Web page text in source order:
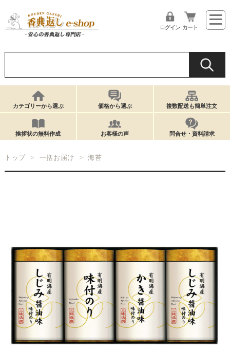
ログイン カート
カテゴリーから選ぶ 価格から選ぶ 複数配送も簡単注文
挨拶状の無料作成 お客様の声 問合せ・資料請求
トップ 一括お届け 海苔